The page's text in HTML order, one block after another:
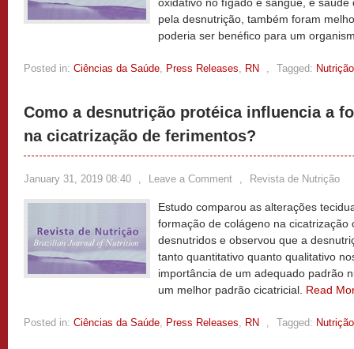
pela desnutrição, também foram
poderia ser benéfico para um
Posted in: Ciências da Saúde, Press Releases, RN , Tagged: Nutrição
Como a desnutrição protéica influencia a
na cicatrização de ferimentos?
January 31, 2019 08:40 , Leave a Comment , Revista de Nutrição
Estudo comparou as alterações
formação de colágeno na
desnutridos e observou que a
tanto quantitativo quanto qualitativo
importância de um adequado padrão
um melhor padrão cicatricial. Read
Posted in: Ciências da Saúde, Press Releases, RN , Tagged: Nutrição